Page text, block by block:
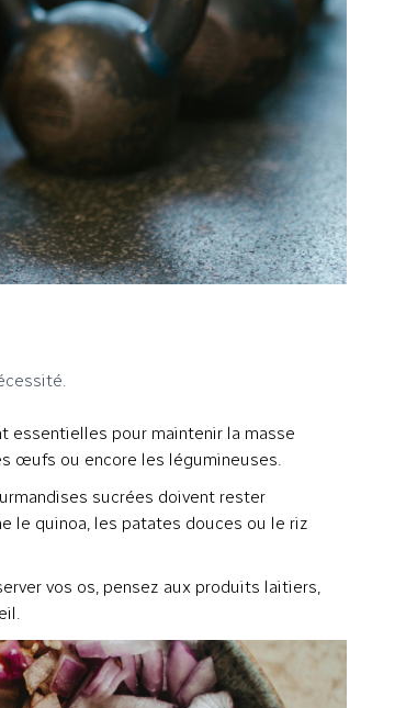
essentielles pour maintenir la masse
œufs ou encore les légumineuses.
sucrées doivent rester
le quinoa, les patates douces ou le riz
vos os, pensez aux produits laitiers,